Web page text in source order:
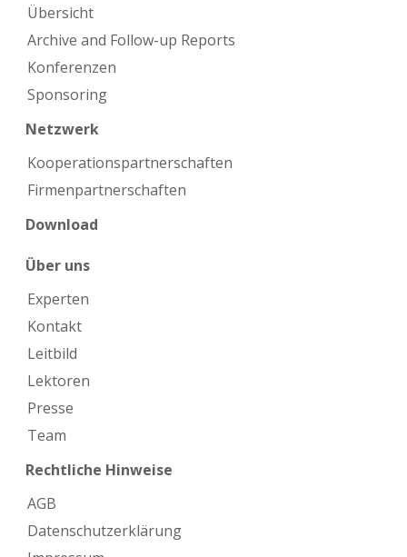
Übersicht
Archive and Follow-up Reports
Konferenzen
Sponsoring
Netzwerk
Kooperations­partnerschaften
Firmen­partnerschaften
Download
Über uns
Experten
Kontakt
Leitbild
Lektoren
Presse
Team
Rechtliche Hinweise
AGB
Datenschutzerklärung